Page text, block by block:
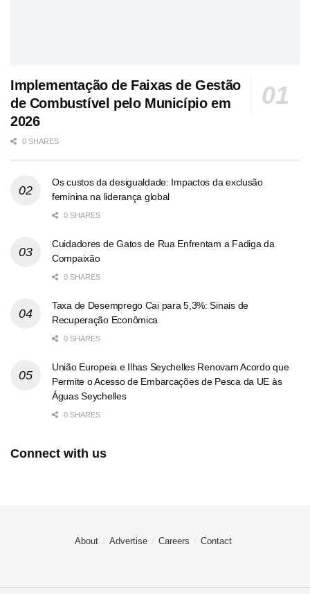
Implementação de Faixas de Gestão
de Combustível pelo Município em
2026
0 SHARES
Os custos da desigualdade: Impactos da exclusão
feminina na liderança global
0 SHARES
Cuidadores de Gatos de Rua Enfrentam a Fadiga da
Compaixão
0 SHARES
Taxa de Desemprego Cai para 5,3%: Sinais de
Recuperação Econômica
0 SHARES
União Europeia e Ilhas Seychelles Renovam Acordo que
Permite o Acesso de Embarcações de Pesca da UE às
Águas Seychelles
0 SHARES
Connect with us
About Advertise Careers Contact